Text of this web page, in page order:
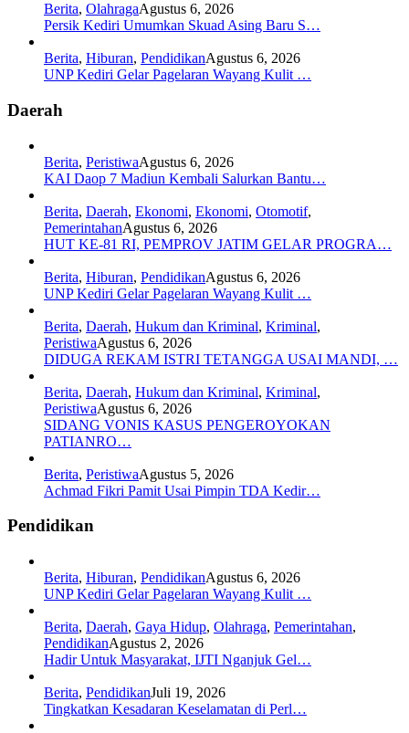
Berita, OlahragaAgustus 6, 2026
Persik Kediri Umumkan Skuad Asing Baru S…
Berita, Hiburan, PendidikanAgustus 6, 2026
UNP Kediri Gelar Pagelaran Wayang Kulit …
Daerah
Berita, PeristiwaAgustus 6, 2026
KAI Daop 7 Madiun Kembali Salurkan Bantu…
Berita, Daerah, Ekonomi, Ekonomi, Otomotif,
PemerintahanAgustus 6, 2026
HUT KE-81 RI, PEMPROV JATIM GELAR PROGRA…
Berita, Hiburan, PendidikanAgustus 6, 2026
UNP Kediri Gelar Pagelaran Wayang Kulit …
Berita, Daerah, Hukum dan Kriminal, Kriminal,
PeristiwaAgustus 6, 2026
DIDUGA REKAM ISTRI TETANGGA USAI MANDI, …
Berita, Daerah, Hukum dan Kriminal, Kriminal,
PeristiwaAgustus 6, 2026
SIDANG VONIS KASUS PENGEROYOKAN
PATIANRO…
Berita, PeristiwaAgustus 5, 2026
Achmad Fikri Pamit Usai Pimpin TDA Kedir…
Pendidikan
Berita, Hiburan, PendidikanAgustus 6, 2026
UNP Kediri Gelar Pagelaran Wayang Kulit …
Berita, Daerah, Gaya Hidup, Olahraga, Pemerintahan,
PendidikanAgustus 2, 2026
Hadir Untuk Masyarakat, IJTI Nganjuk Gel…
Berita, PendidikanJuli 19, 2026
Tingkatkan Kesadaran Keselamatan di Perl…